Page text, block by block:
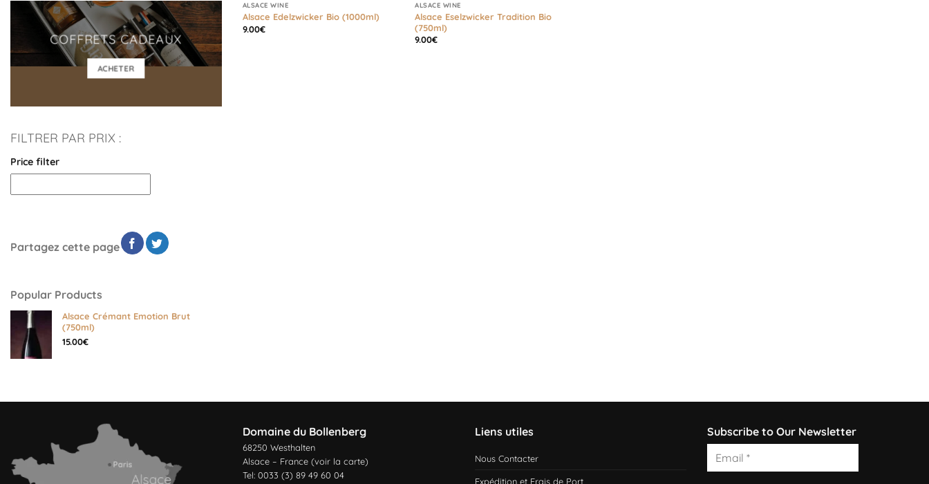
COFFRETS CADEAUX
ACHETER
FILTRER PAR PRIX :
Price filter
Partagez cette page
Popular Products
Alsace Crémant Emotion Brut
(750ml)
15.00€
ALSACE WINE
Alsace Edelzwicker Bio (1000ml)
9.00€
ALSACE WINE
Alsace Eselzwicker Tradition Bio
(750ml)
9.00€
Domaine du Bollenberg
68250 Westhalten
Alsace – France (voir la carte)
Tel: 0033 (3) 89 49 60 04
Liens utiles
Nous Contacter
Expédition et Frais de Port
Subscribe to Our Newsletter